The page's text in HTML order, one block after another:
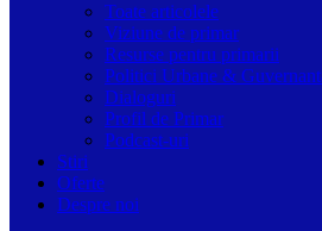
Toate articolele
Viziune de primar
Resurse pentru primarii
Politici Urbane &
Dialoguri
Profil de Primar
Podcast-uri
Stiri
Oferte
Despre noi